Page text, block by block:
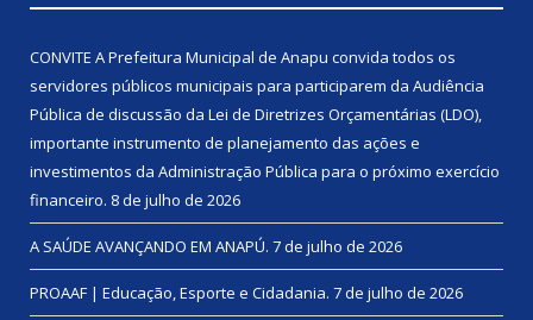
CONVITE A Prefeitura Municipal de Anapu convida todos os
servidores públicos municipais para participarem da Audiência
Pública de discussão da Lei de Diretrizes Orçamentárias (LDO),
importante instrumento de planejamento das ações e
investimentos da Administração Pública para o próximo exercício
financeiro. 8 de julho de 2026
A SAÚDE AVANÇANDO EM ANAPÚ. 7 de julho de 2026
PROAAF | Educação, Esporte e Cidadania. 7 de julho de 2026